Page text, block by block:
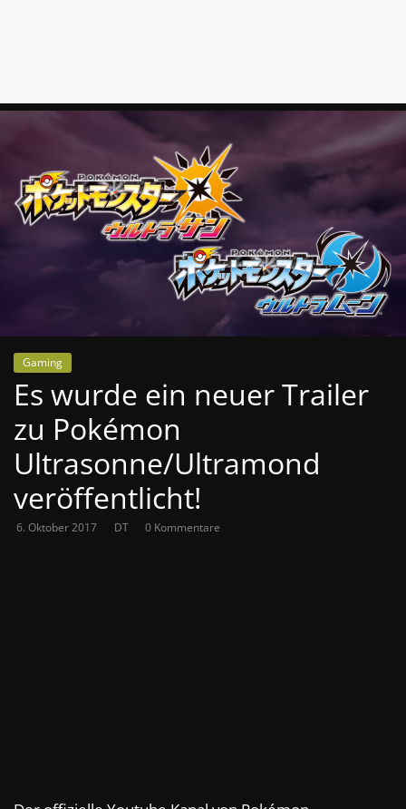
findest
aktuellsten
Anime-
News
Gaming
Es wurde ein neuer Trailer
zu Pokémon
Ultrasonne/Ultramond
veröffentlicht!
6. Oktober 2017 DT 0 Kommentare